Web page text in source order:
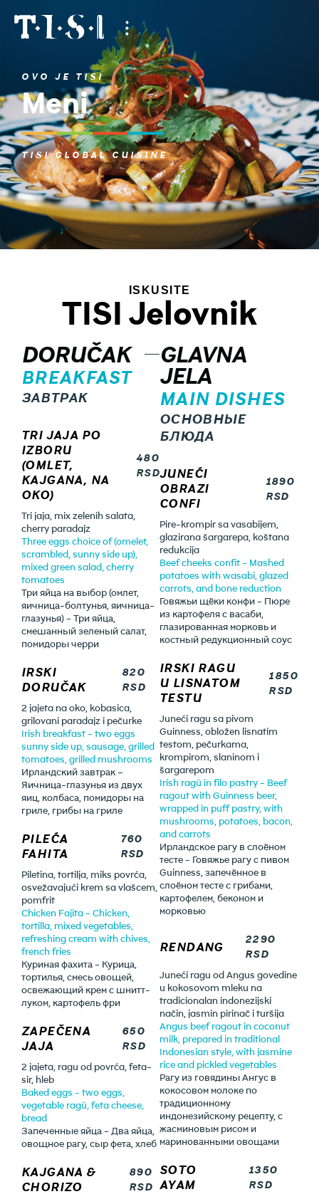
OVO JE TISI
Meni
TISI GLOBAL CUISINE
ISKUSITE
TISI Jelovnik
DORUČAK
BREAKFAST
ЗАВТРАК
TRI JAJA PO
IZBORU
(OMLET,
KAJGANA, NA
OKO)
480
RSD
Tri jaja, mix zelenih salata,
cherry paradajz
Three eggs choice of (omelet,
scrambled, sunny side up),
mixed green salad, cherry
tomatoes
Три яйца на выбор (омлет,
яичница-болтунья, яичница-
глазунья) - Три яйца,
смешанный зеленый салат,
помидоры черри
IRSKI
DORUČAK
820
RSD
2 jajeta na oko, kobasica,
grilovani paradajz i pečurke
Irish breakfast - two eggs
sunny side up, sausage, grilled
tomatoes, grilled mushrooms
Ирландский завтрак –
Яичница-глазунья из двух
яиц, колбаса, помидоры на
гриле, грибы на гриле
PILEĆA
FAHITA
760
RSD
Piletina, tortilja, miks povrća,
osvežavajući krem sa vlašcem,
pomfrit
Chicken Fajita - Chicken,
tortilla, mixed vegetables,
refreshing cream with chives,
french fries
Куриная фахита - Курица,
тортилья, смесь овощей,
освежающий крем с шнитт-
луком, картофель фри
ZAPEČENA
JAJA
650
RSD
2 jajeta, ragu od povrća, feta-
sir, hleb
Baked eggs - two eggs,
vegetable ragù, feta cheese,
bread
Запеченные яйца - Два яйца,
овощное рагу, сыр фета, хлеб
KAJGANA &
CHORIZO
890
RSD
GLAVNA
JELA
MAIN DISHES
ОСНОВНЫЕ
БЛЮДА
JUNEĆI
OBRAZI
CONFI
1890
RSD
Pire-krompir sa vasabijem,
glazirana šargarepa, koštana
redukcija
Beef cheeks confit - Mashed
potatoes with wasabi, glazed
carrots, and bone reduction
Говяжьи щёки конфи - Пюре
из картофеля с васаби,
глазированная морковь и
костный редукционный соус
IRSKI RAGU
U LISNATOM
TESTU
1850
RSD
Juneći ragu sa pivom
Guinness, obložen lisnatim
testom, pečurkama,
krompirom, slaninom i
šargarepom
Irish ragù in filo pastry - Beef
ragout with Guinness beer,
wrapped in puff pastry, with
mushrooms, potatoes, bacon,
and carrots
Ирландское рагу в слоёном
тесте - Говяжье рагу с пивом
Guinness, запечённое в
слоёном тесте с грибами,
картофелем, беконом и
морковью
RENDANG
2290
RSD
Juneći ragu od Angus govedine
u kokosovom mleku na
tradicionalan indonezijski
način, jasmin pirinač i turšija
Angus beef ragout in coconut
milk, prepared in traditional
Indonesian style, with jasmine
rice and pickled vegetables
Рагу из говядины Ангус в
кокосовом молоке по
традиционному
индонезийскому рецепту, с
жасминовым рисом и
маринованными овощами
SOTO
AYAM
1350
RSD